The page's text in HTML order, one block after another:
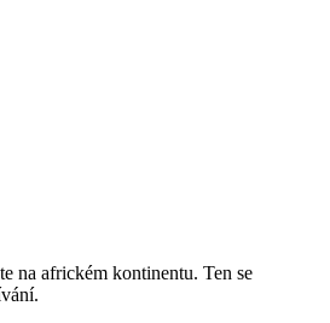
na africkém kontinentu. Ten se